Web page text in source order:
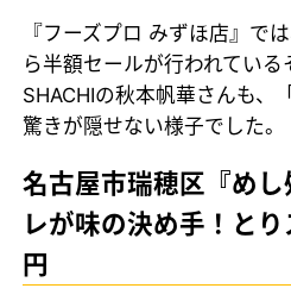
『フーズプロ みずほ店』で
ら半額セールが行われてい
SHACHIの秋本帆華さんも、
驚きが隠せない様子でした。
名古屋市瑞穂区『め
レが味の決め手！と
円